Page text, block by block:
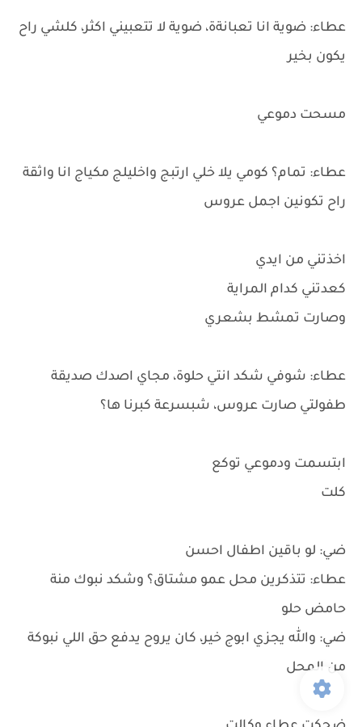
عطاء: ضوية انا تعبانةة، ضوية لا تتعبيني اكثر، كلشي راح
يكون بخير
مسحت دموعي
عطاء: تمام؟ كومي يلا خلي ارتبج واخليلج مكياج انا واثقة
راح تكونين اجمل عروس
اخذتني من ايدي
كعدتني كدام المراية
وصارت تمشط بشعري
عطاء: شوفي شكد انتي حلوة، مجاي اصدك صديقة
طفولتي صارت عروس، شبسرعة كبرنا ها؟
ابتسمت ودموعي توكع
كلت
ضي: لو باقين اطفال احسن
عطاء: تتذكرين محل عمو مشتاق؟ وشكد نبوك منة
حامض حلو
ضي: والله يجزي ابوج خير، كان يروح يدفع حق اللي نبوكة
من المحل